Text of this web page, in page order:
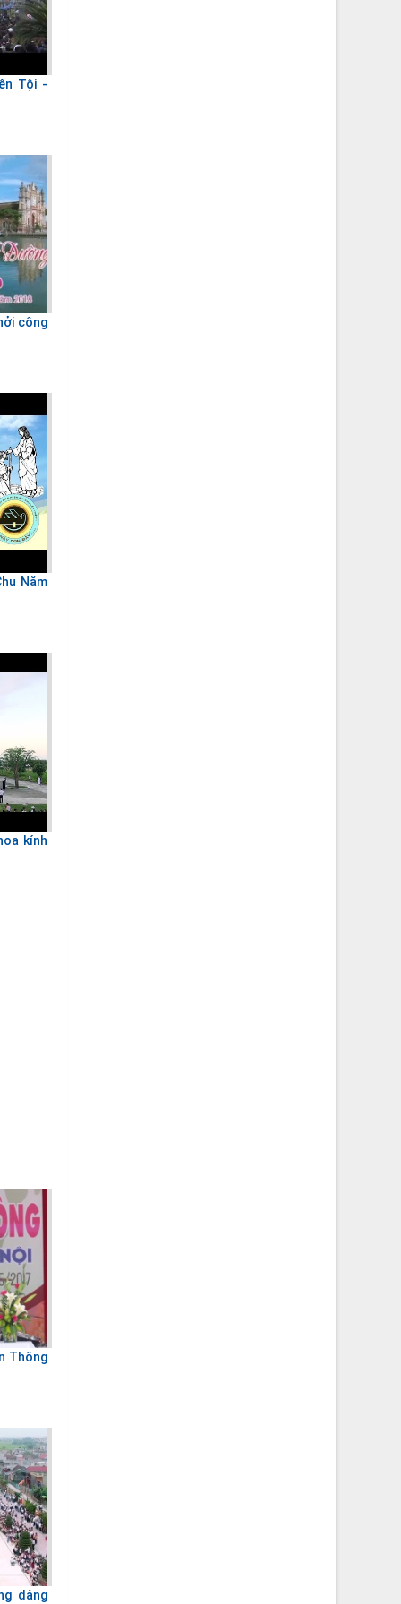
Tội -
công
Năm
kính
Thông
dâng